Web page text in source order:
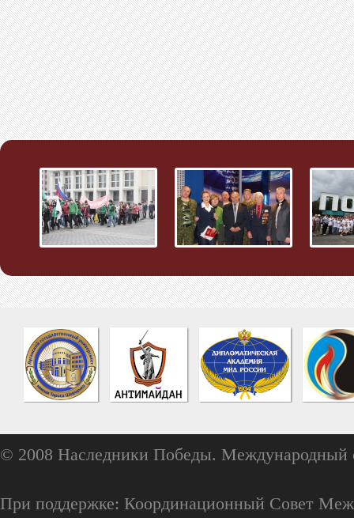
© 2008 Наследники Победы. Международный
При поддержке: Координационный Совет